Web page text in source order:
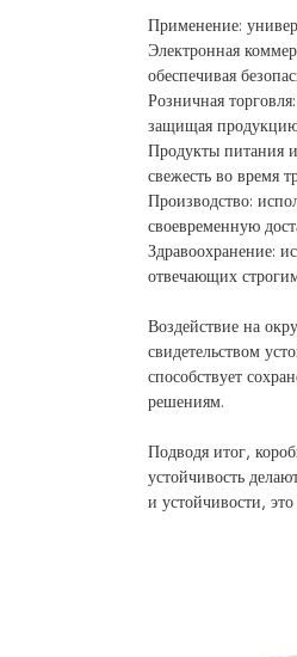
Применение:
Электронная
обеспечивая
Розничная
защищая
Продукты питания
свежесть во время
Производство:
своевременную
Здравоохранение:
отвечающих
Воздействие на
свидетельством
способствует
решениям.
Подводя итог,
устойчивость
и устойчивости,